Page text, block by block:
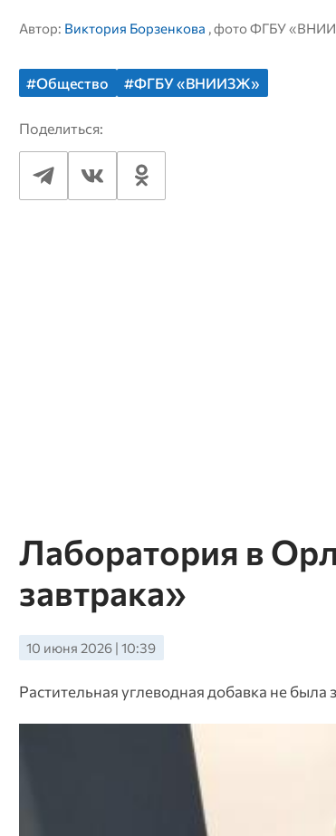
Автор: Виктория Борзенкова , фото ФГБУ
#Общество #ФГБУ «ВНИИЗЖ»
Поделиться:
Лаборатория в
завтрака»
10 июня 2026 | 10:39
Растительная углеводная добавка не была